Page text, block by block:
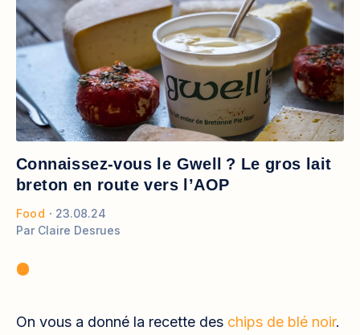
Connaissez-vous le Gwell ? Le gros lait
breton en route vers l’AOP
Food
23.08.24
Par Claire Desrues
On vous a donné la recette des chips de blé noir.